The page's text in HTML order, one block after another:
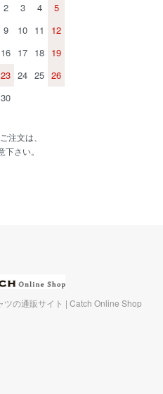
2 3 4
5
9 10 11
12
16 17 18 19
23 24 25 26
30
注文は、
さい。
の通販サイト | Catch Online Shop